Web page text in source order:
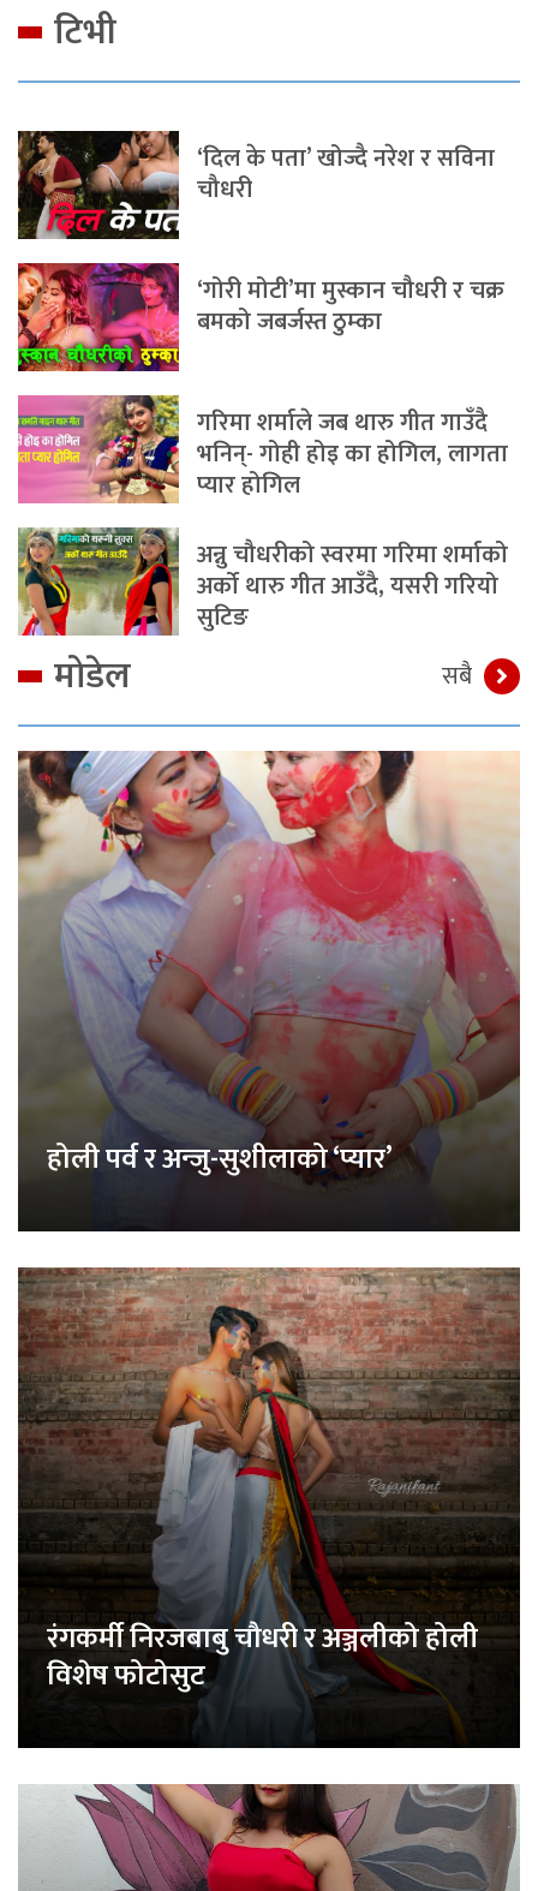
टिभी
‘दिल के पता’ खोज्दै नरेश र सविना
चौधरी
‘गोरी मोटी’मा मुस्कान चौधरी र चक्र
बमको जबर्जस्त ठुम्का
गरिमा शर्माले जब थारु गीत गाउँदै
भनिन्- गोही होइ का होगिल, लागता
प्यार होगिल
अन्नु चौधरीको स्वरमा गरिमा शर्माको
अर्को थारु गीत आउँदै, यसरी गरियो
सुटिङ
मोडेल सबै
होली पर्व र अन्जु-सुशीलाको ‘प्यार’
रंगकर्मी निरजबाबु चौधरी र अञ्जलीको होली
विशेष फोटोसुट